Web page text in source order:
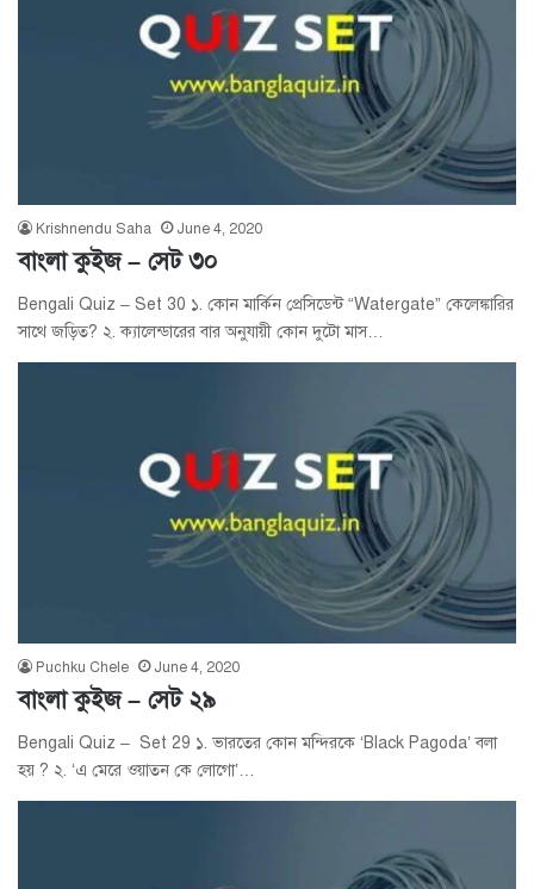
Krishnendu Saha June 4, 2020
বাংলা কুইজ – সেট ৩০
Bengali Quiz – Set 30 ১. কোন মার্কিন প্রেসিডেন্ট “Watergate” কেলেঙ্কারির
সাথে জড়িত? ২. ক্যালেন্ডারের বার অনুযায়ী কোন দুটো মাস…
Puchku Chele June 4, 2020
বাংলা কুইজ – সেট ২৯
Bengali Quiz – Set 29 ১. ভারতের কোন মন্দিরকে ‘Black Pagoda’ বলা
হয় ? ২. ‘এ মেরে ওয়াতন কে লোগো’…